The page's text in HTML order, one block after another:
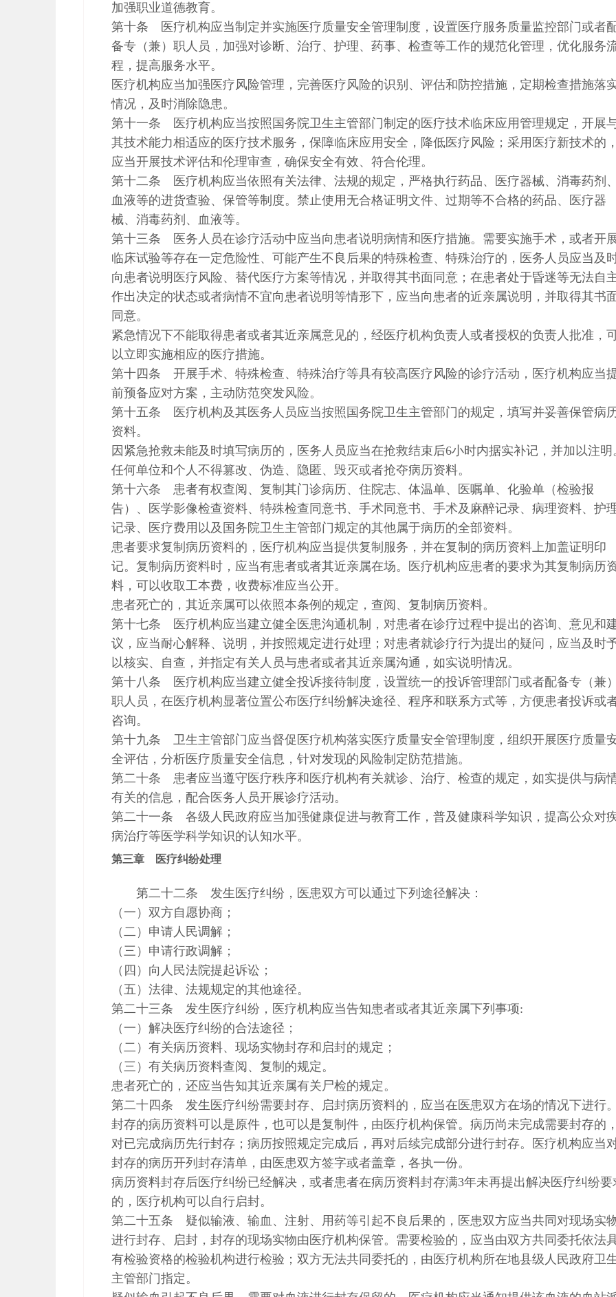
加强职业道德教育。
第十条 医疗机构应当制定并实施医疗质量安全管理制度，设置医疗服务质量监控部门或者
备专（兼）职人员，加强对诊断、治疗、护理、药事、检查等工作的规范化管理，优化服务
程，提高服务水平。
医疗机构应当加强医疗风险管理，完善医疗风险的识别、评估和防控措施，定期检查措施落
情况，及时消除隐患。
第十一条 医疗机构应当按照国务院卫生主管部门制定的医疗技术临床应用管理规定，开展
其技术能力相适应的医疗技术服务，保障临床应用安全，降低医疗风险；采用医疗新技术的，
应当开展技术评估和伦理审查，确保安全有效、符合伦理。
第十二条 医疗机构应当依照有关法律、法规的规定，严格执行药品、医疗器械、消毒药剂、
血液等的进货查验、保管等制度。禁止使用无合格证明文件、过期等不合格的药品、医疗器
械、消毒药剂、血液等。
第十三条 医务人员在诊疗活动中应当向患者说明病情和医疗措施。需要实施手术，或者开
临床试验等存在一定危险性、可能产生不良后果的特殊检查、特殊治疗的，医务人员应当及
向患者说明医疗风险、替代医疗方案等情况，并取得其书面同意；在患者处于昏迷等无法自
作出决定的状态或者病情不宜向患者说明等情形下，应当向患者的近亲属说明，并取得其书
同意。
紧急情况下不能取得患者或者其近亲属意见的，经医疗机构负责人或者授权的负责人批准，
以立即实施相应的医疗措施。
第十四条 开展手术、特殊检查、特殊治疗等具有较高医疗风险的诊疗活动，医疗机构应当
前预备应对方案，主动防范突发风险。
第十五条 医疗机构及其医务人员应当按照国务院卫生主管部门的规定，填写并妥善保管病
资料。
因紧急抢救未能及时填写病历的，医务人员应当在抢救结束后6小时内据实补记，并加以注明
任何单位和个人不得篡改、伪造、隐匿、毁灭或者抢夺病历资料。
第十六条 患者有权查阅、复制其门诊病历、住院志、体温单、医嘱单、化验单（检验报
告）、医学影像检查资料、特殊检查同意书、手术同意书、手术及麻醉记录、病理资料、护
记录、医疗费用以及国务院卫生主管部门规定的其他属于病历的全部资料。
患者要求复制病历资料的，医疗机构应当提供复制服务，并在复制的病历资料上加盖证明印
记。复制病历资料时，应当有患者或者其近亲属在场。医疗机构应患者的要求为其复制病历
料，可以收取工本费，收费标准应当公开。
患者死亡的，其近亲属可以依照本条例的规定，查阅、复制病历资料。
第十七条 医疗机构应当建立健全医患沟通机制，对患者在诊疗过程中提出的咨询、意见和
议，应当耐心解释、说明，并按照规定进行处理；对患者就诊疗行为提出的疑问，应当及时
以核实、自查，并指定有关人员与患者或者其近亲属沟通，如实说明情况。
第十八条 医疗机构应当建立健全投诉接待制度，设置统一的投诉管理部门或者配备专（兼）
职人员，在医疗机构显著位置公布医疗纠纷解决途径、程序和联系方式等，方便患者投诉或
咨询。
第十九条 卫生主管部门应当督促医疗机构落实医疗质量安全管理制度，组织开展医疗质量
全评估，分析医疗质量安全信息，针对发现的风险制定防范措施。
第二十条 患者应当遵守医疗秩序和医疗机构有关就诊、治疗、检查的规定，如实提供与病
有关的信息，配合医务人员开展诊疗活动。
第二十一条 各级人民政府应当加强健康促进与教育工作，普及健康科学知识，提高公众对
病治疗等医学科学知识的认知水平。
第三章 医疗纠纷处理
第二十二条 发生医疗纠纷，医患双方可以通过下列途径解决：
（一）双方自愿协商；
（二）申请人民调解；
（三）申请行政调解；
（四）向人民法院提起诉讼；
（五）法律、法规规定的其他途径。
第二十三条 发生医疗纠纷，医疗机构应当告知患者或者其近亲属下列事项:
（一）解决医疗纠纷的合法途径；
（二）有关病历资料、现场实物封存和启封的规定；
（三）有关病历资料查阅、复制的规定。
患者死亡的，还应当告知其近亲属有关尸检的规定。
第二十四条 发生医疗纠纷需要封存、启封病历资料的，应当在医患双方在场的情况下进行。
封存的病历资料可以是原件，也可以是复制件，由医疗机构保管。病历尚未完成需要封存的，
对已完成病历先行封存；病历按照规定完成后，再对后续完成部分进行封存。医疗机构应当
封存的病历开列封存清单，由医患双方签字或者盖章，各执一份。
病历资料封存后医疗纠纷已经解决，或者患者在病历资料封存满3年未再提出解决医疗纠纷要
的，医疗机构可以自行启封。
第二十五条 疑似输液、输血、注射、用药等引起不良后果的，医患双方应当共同对现场实
进行封存、启封，封存的现场实物由医疗机构保管。需要检验的，应当由双方共同委托依法
有检验资格的检验机构进行检验；双方无法共同委托的，由医疗机构所在地县级人民政府卫
主管部门指定。